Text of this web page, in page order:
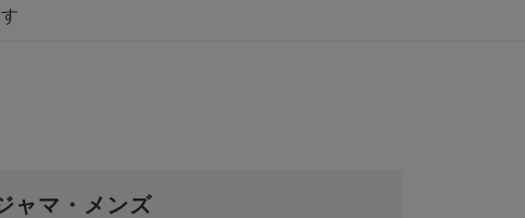
ャマ・メンズ